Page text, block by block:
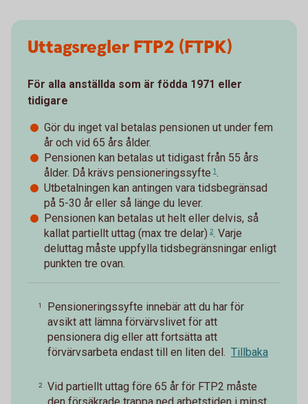
Uttagsregler FTP2 (FTPK)
För alla anställda som är födda 1971 eller
tidigare
Gör du inget val betalas pensionen ut under fem
år och vid 65 års ålder.
Pensionen kan betalas ut tidigast från 55 års
ålder. Då krävs pensioneringssyfte 1.
Utbetalningen kan antingen vara tidsbegränsad
på 5-30 år eller så länge du lever.
Pensionen kan betalas ut helt eller delvis, så
kallat partiellt uttag (max tre delar) 2. Varje
deluttag måste uppfylla tidsbegränsningar enligt
punkten tre ovan.
1
Pensioneringssyfte innebär att du har för
avsikt att lämna förvärvslivet för att
pensionera dig eller att fortsätta att
förvärvsarbeta endast till en liten del. Tillbaka
2
Vid partiellt uttag före 65 år för FTP2 måste